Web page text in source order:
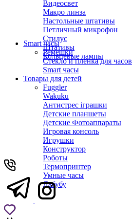
Видеосвет
Макро линза
Настольные штативы
Петличный микрофон
Стилус
Штативы
Кольцевые лампы
Smart часы
Ремешки
Стекло и пленка для часов
Smart часы
Товары для детей
Fuggler
Wakuku
Антистрес іграшки
Детские планшеты
Детские Фотоаппараты
Игровая консоль
Игрушки
Конструктор
Роботы
Термопринтер
Умные часы
Лабубу